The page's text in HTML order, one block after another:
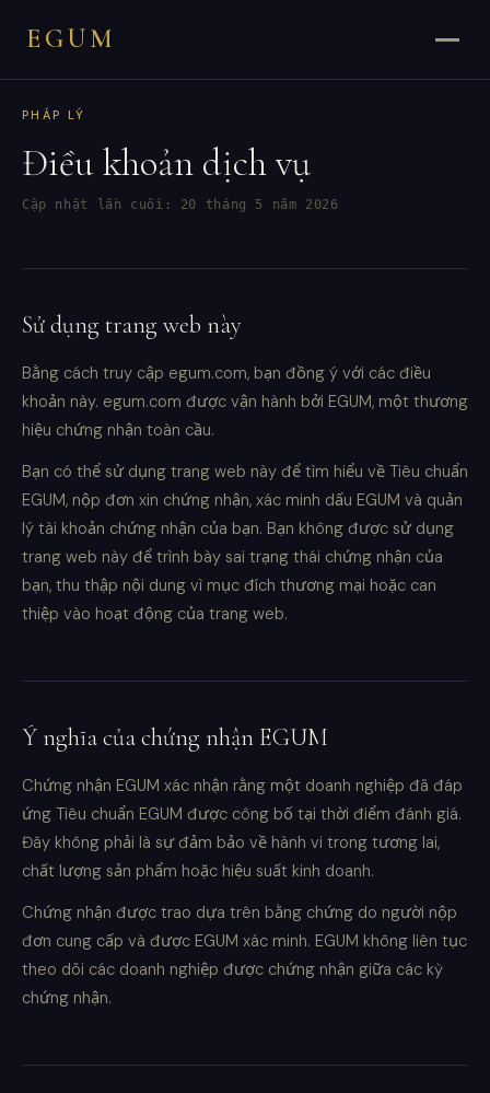
EGUM
PHÁP LÝ
Điều khoản dịch vụ
Cập nhật lần cuối: 20 tháng 5 năm 2026
Sử dụng trang web này
Bằng cách truy cập egum.com, bạn đồng ý với các điều
khoản này. egum.com được vận hành bởi EGUM, một thương
hiệu chứng nhận toàn cầu.
Bạn có thể sử dụng trang web này để tìm hiểu về Tiêu chuẩn
EGUM, nộp đơn xin chứng nhận, xác minh dấu EGUM và quản
lý tài khoản chứng nhận của bạn. Bạn không được sử dụng
trang web này để trình bày sai trạng thái chứng nhận của
bạn, thu thập nội dung vì mục đích thương mại hoặc can
thiệp vào hoạt động của trang web.
Ý nghĩa của chứng nhận EGUM
Chứng nhận EGUM xác nhận rằng một doanh nghiệp đã đáp
ứng Tiêu chuẩn EGUM được công bố tại thời điểm đánh giá.
Đây không phải là sự đảm bảo về hành vi trong tương lai,
chất lượng sản phẩm hoặc hiệu suất kinh doanh.
Chứng nhận được trao dựa trên bằng chứng do người nộp
đơn cung cấp và được EGUM xác minh. EGUM không liên tục
theo dõi các doanh nghiệp được chứng nhận giữa các kỳ
chứng nhận.